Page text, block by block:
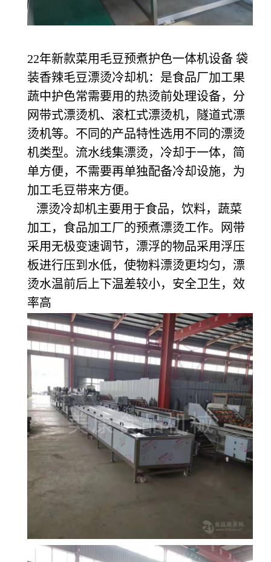
22年新款菜用毛豆预煮护色一体机设备 袋
装香辣毛豆漂烫冷却机： 是食品厂加工果
蔬中护色常需要用的热烫前处理设备，分
网带式漂烫机、滚杠式漂烫机，隧道式漂
烫机等。不同的产品特性选用不同的漂烫
机类型。流水线集漂烫，冷却于一体，简
单方便，不需要再单独配备冷却设施，为
加工毛豆带来方便。
漂烫冷却机主要用于食品，饮料，蔬菜
加工，食品加工厂的预煮漂烫工作。网带
采用无极变速调节，漂浮的物品采用浮压
板进行压到水低，使物料漂烫更均匀，漂
烫水温前后上下温差较小，安全卫生，效
率高